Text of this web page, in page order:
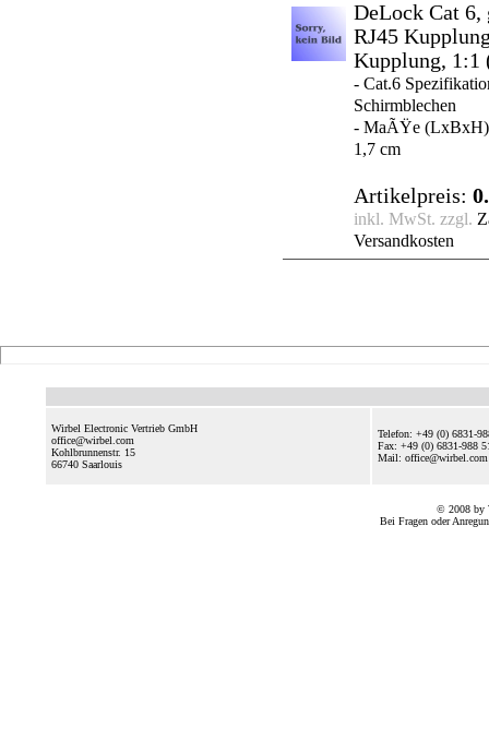
DeLock Cat 6,
RJ45
Kupplung, 1:1
- Cat.6
Schirmblechen
- MaÃŸe
1,7 cm
Artikelpreis:
inkl. MwSt. zzgl.
Versandkosten
Wirbel Electronic Vertrieb GmbH
office@wirbel.com
Kohlbrunnenstr. 15
66740 Saarlouis
Telefon: +49 (0) 6831-
Fax: +49 (0) 6831-988
Mail:
© 2008 by
Bei Fragen oder